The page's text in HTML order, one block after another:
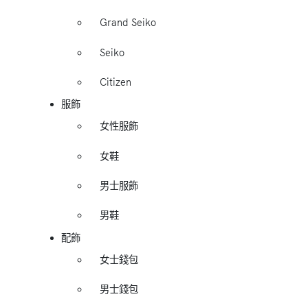
Grand Seiko
Seiko
Citizen
服飾
女性服飾
女鞋
男士服飾
男鞋
配飾
女士錢包
男士錢包